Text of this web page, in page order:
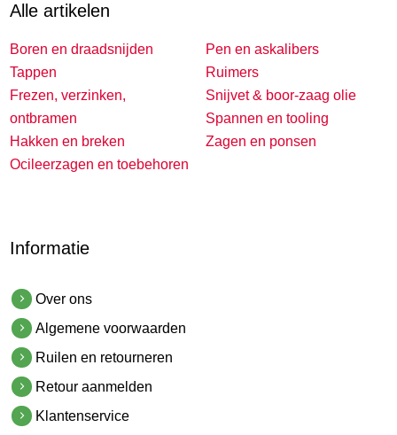
Alle artikelen
Boren en draadsnijden
Tappen
Frezen, verzinken,
ontbramen
Hakken en breken
Ocileerzagen en toebehoren
Pen en askalibers
Ruimers
Snijvet & boor-zaag olie
Spannen en tooling
Zagen en ponsen
Informatie
Over ons
Algemene voorwaarden
Ruilen en retourneren
Retour aanmelden
Klantenservice